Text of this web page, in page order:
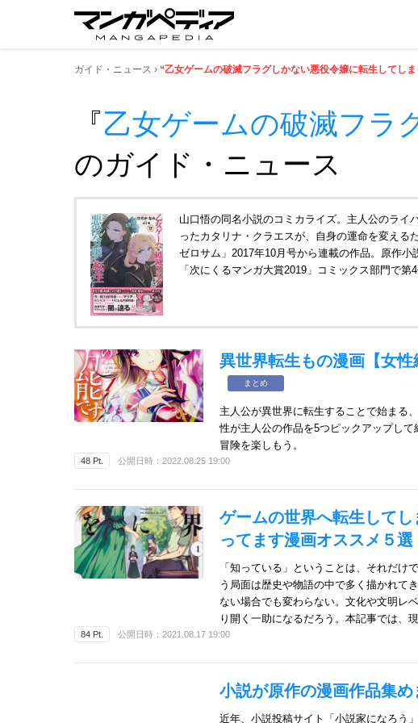
ガイド・ニュース “乙女ゲームの破滅フラグしかない悪役令嬢に転生してし
『乙女ゲームの破滅フラ
のガイド・ニュース
山口悟の同名小説のコミカライズ。主人公のライ
ったカタリナ・クラエスが、自身の運命を変える
ゼロサム」2017年10月号から連載の作品。原作小
「次にくるマンガ大賞2019」コミックス部門で第4
異世界転生もの漫画【女性
まとめ
主人公が異世界に転生することで始まる
性が主人公の作品を5つピックアップし
冒険を楽しもう。
48 Pt. 公開日時：2022.08.25 19:00
ゲームの世界へ転生して
ってます漫画オススメ５選
「知っている」ということは、それだ
う局面は歴史や物語の中で多く描かれて
ない場合でも変わらない。文化や文明レ
り開く一助になるだろう。本記事では、
84 Pt. 公開日時：2021.08.17 19:00
小説が原作の漫画作品集
近年、小説投稿サイト「小説家になろう